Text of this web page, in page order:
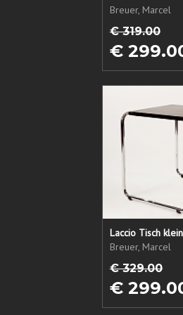
Breuer, Marcel
€ 319.00
€
Laccio Tisch klein
Breuer, Marcel
€ 329.00
€